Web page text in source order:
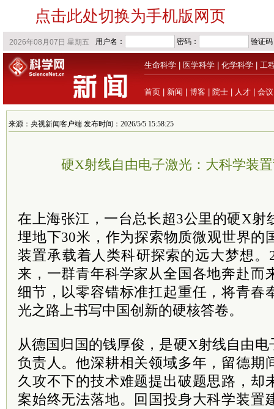
点击此处切换为手机版网页
生命科学 医学科学 化学科学 工
首页 新闻 博客 院士 人才 会议
来源：央视新闻客户端 发布时间：2026/5/5 15:58:25
硬X射线自由电子激光：大科学装
在上海张江，一台总长超3公里的硬X射
埋地下30米，作为探索物质微观世界的
装置承载着人类科研探索的远大梦想。
来，一群青年科学家从全国各地奔赴而
细节，以零容错标准扛起重任，将青春
光之路上书写中国创新的硬核答卷。
从德国归国的钱厚俊，是硬X射线自由
负责人。他深耕相关领域多年，留德期
久攻不下的技术难题提出破题思路，却
案始终无法落地。回国投身大科学装置